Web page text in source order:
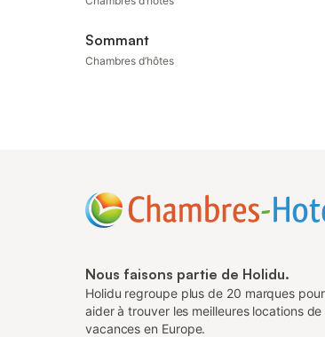
Sommant
Chambres d’hôtes
Nous faisons partie de Holidu.
Holidu regroupe plus de 20 marques
aider à trouver les meilleures locations de
vacances en Europe.